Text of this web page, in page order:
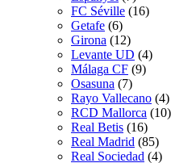
FC Séville (16)
Getafe (6)
Girona (12)
Levante UD (4)
Málaga CF (9)
Osasuna (7)
Rayo Vallecano (4)
RCD Mallorca (10)
Real Betis (16)
Real Madrid (85)
Real Sociedad (4)